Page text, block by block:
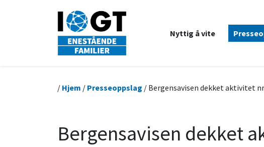
Nyttig å vite
/ Hjem / Presseoppslag / Bergensavisen dekket aktivitet
Bergensavisen dekket